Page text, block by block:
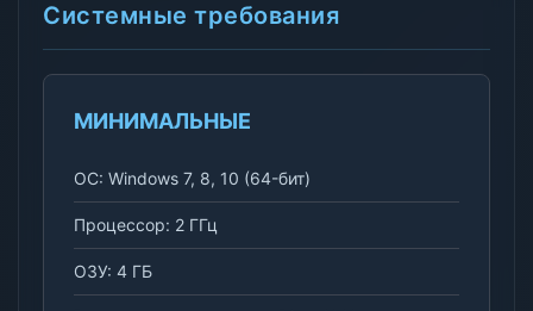
Системные требования
МИНИМАЛЬНЫЕ
ОС: Windows 7, 8, 10 (64-бит)
Процессор: 2 ГГц
ОЗУ: 4 ГБ